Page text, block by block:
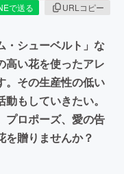
で送る
URLコピー
・シューベルト」な
高い花を使ったアレ
。その生産性の低い
もしていきたい。
プロポーズ、愛の告
を贈りませんか？